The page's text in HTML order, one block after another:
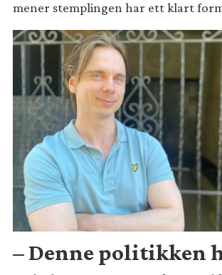
mener stemplingen har ett klart
– Denne politikken